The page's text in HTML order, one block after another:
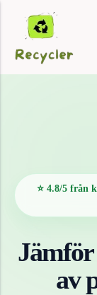
⭐ 4.8/5 från
av